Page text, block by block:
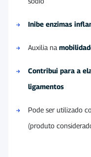
Inibe enzimas
Auxilia na
Contribui para a
ligamentos
Pode ser utilizado
(produto